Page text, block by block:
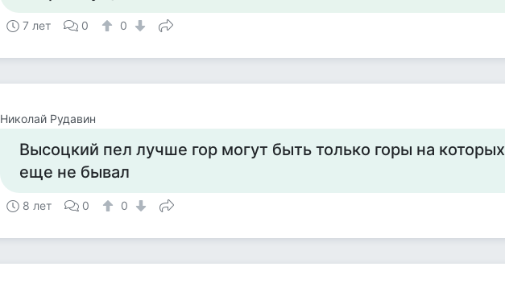
7 лет 0 0
Николай Рудавин
Высоцкий пел лучше гор могут быть только горы на которых
еще не бывал
8 лет 0 0